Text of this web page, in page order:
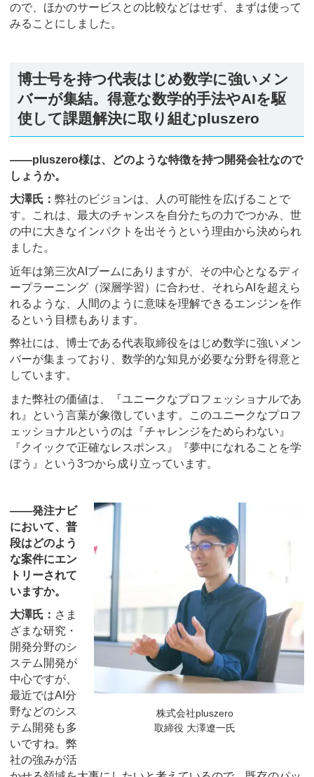
ので、ほかのサービスとの比較などはせず、まずは使って
みることにしました。
博士号を持つ代表はじめ数学に強いメン
バーが集結。得意な数学的手法やAIを駆
使して課題解決に取り組むpluszero
――pluszero様は、どのような特徴を持つ開発会社なので
しょうか。
大澤氏： 弊社のビジョンは、人の可能性を広げることで
す。これは、最大のチャンスを自分たちの力でつかみ、世
の中に大きなインパクトを出そうという理由から決められ
ました。
近年は第三次AIブームにありますが、その中心となるディ
ープラーニング（深層学習）に合わせ、それらAIを超えら
れるような、人間のように意味を理解できるエンジンを作
るという目標もあります。
弊社には、博士である代表取締役をはじめ数学に強いメン
バーが集まっており、数学的な知見が必要な分野を得意と
しています。
また弊社の価値は、『ユニークなプロフェッショナルであ
れ』という言葉が象徴しています。このユニークなプロフ
ェッショナルというのは『チャレンジをためらわない』
『クイックで正確なレスポンス』『夢中になれることを学
ぼう』という3つから成り立っています。
株式会社pluszero
取締役 大澤遼一氏
――発注ナビ
において、普
段はどのよう
な案件にエン
トリーされて
いますか。
大澤氏： さま
ざまな研究・
開発分野のシ
ステム開発が
中心ですが、
最近ではAI分
野などのシス
テム開発も多
いですね。弊
社の強みが活